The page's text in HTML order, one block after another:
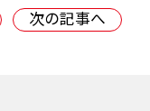
次の記事へ